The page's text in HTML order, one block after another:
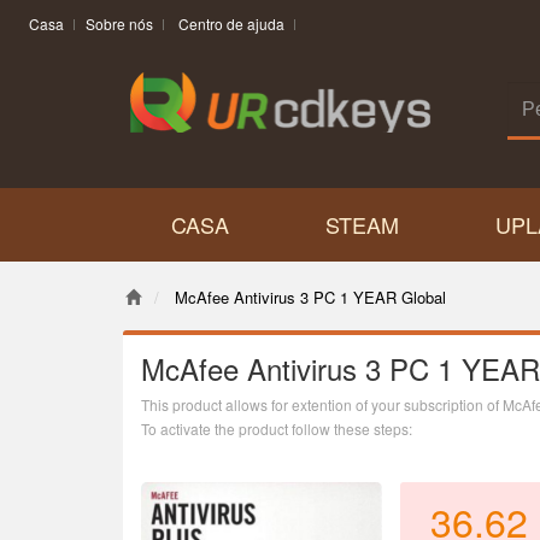
Casa Sobre nós Centro de ajuda
CASA STEAM
McAfee Antivirus 3 PC 1 YEAR Global
McAfee Antivirus 3 PC 1
This product allows for extention of your subscription of
To activate the product follow these steps:
2. Enter the code3. Create new account
36.62